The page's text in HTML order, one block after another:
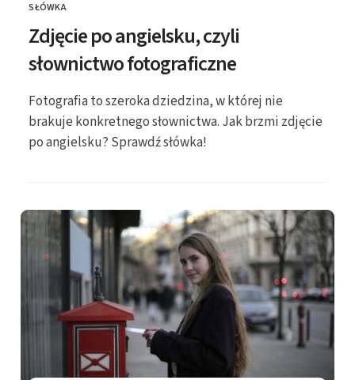
KATEGORIE
SŁÓWKA
Zdjęcie po angielsku, czyli
słownictwo fotograficzne
Fotografia to szeroka dziedzina, w której nie
brakuje konkretnego słownictwa. Jak brzmi zdjęcie
po angielsku? Sprawdź słówka!